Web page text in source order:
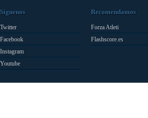
Síguenos
Twitter
Facebook
Instagram
Youtube
Recomendamos
Forza Atleti
Flashscore.es